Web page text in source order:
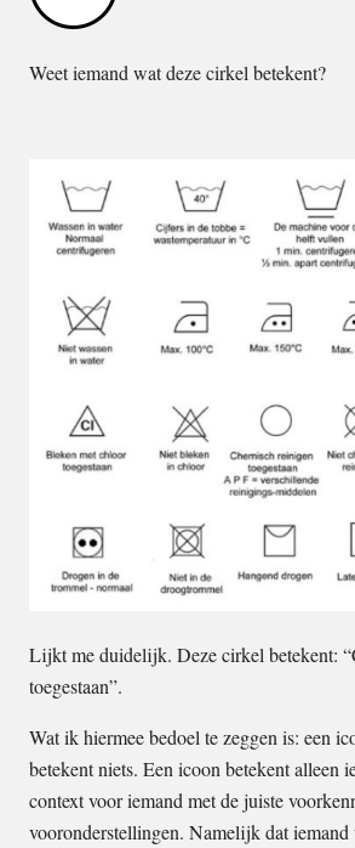
Weet iemand wat deze cirkel betekent?
Lijkt me duidelijk. Deze cirkel betekent:
toegestaan”.
Wat ik hiermee bedoel te zeggen is: een
betekent niets. Een icoon betekent alleen
context voor iemand met de juiste
vooronderstellingen. Namelijk dat iemand